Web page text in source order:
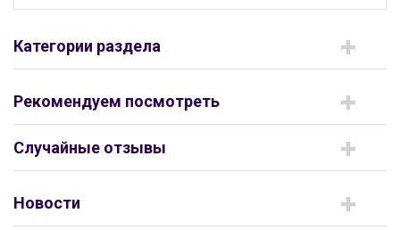
Категории раздела
Рекомендуем посмотреть
Случайные отзывы
Новости